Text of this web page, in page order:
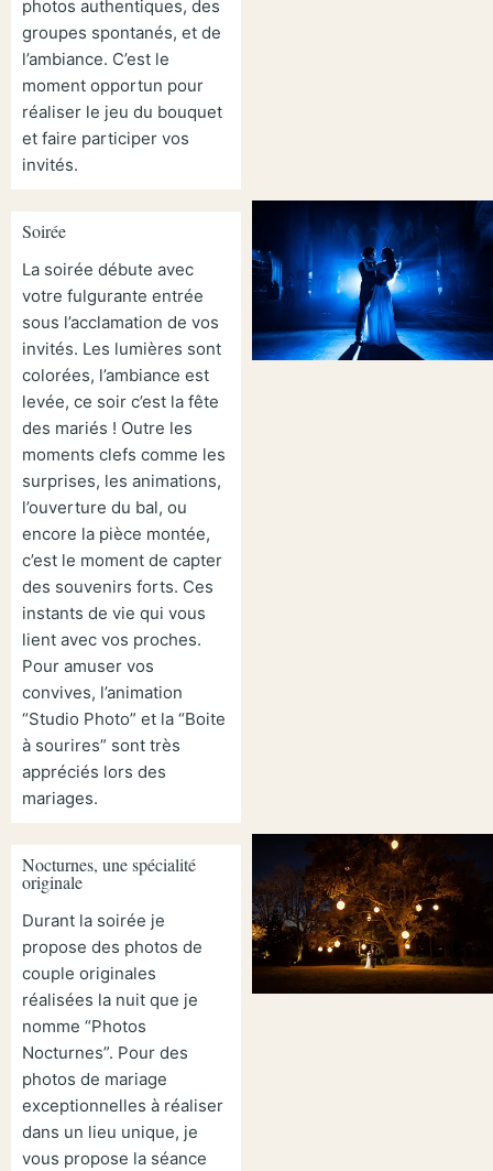
photos authentiques, des
groupes spontanés, et de
l’ambiance. C’est le
moment opportun pour
réaliser le jeu du bouquet
et faire participer vos
invités.
Soirée
La soirée débute avec
votre fulgurante entrée
sous l’acclamation de vos
invités. Les lumières sont
colorées, l’ambiance est
levée, ce soir c’est la fête
des mariés ! Outre les
moments clefs comme les
surprises, les animations,
l’ouverture du bal, ou
encore la pièce montée,
c’est le moment de capter
des souvenirs forts. Ces
instants de vie qui vous
lient avec vos proches.
Pour amuser vos
convives, l’animation
“Studio Photo” et la “Boite
à sourires” sont très
appréciés lors des
mariages.
Nocturnes, une spécialité
originale
Durant la soirée je
propose des photos de
couple originales
réalisées la nuit que je
nomme “Photos
Nocturnes”. Pour des
photos de mariage
exceptionnelles à réaliser
dans un lieu unique, je
vous propose la séance